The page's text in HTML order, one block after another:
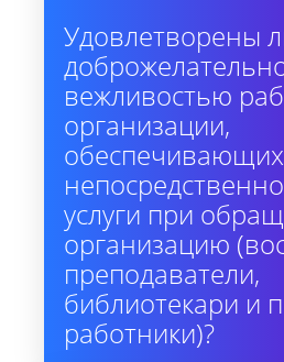
Удовлетворены
вежливостью
организации,
обеспечивающих
услуги при
организацию
преподаватели,
библиотекари и
работники)?